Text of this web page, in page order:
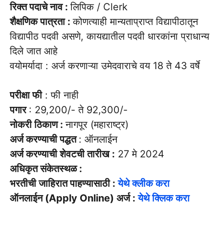
रिक्त पदाचे नाव :लिपिक / Clerk
शैक्षणिक पात्रता :कोणत्याही मान्यताप्राप्त विद्यापीठातून
विद्यापीठ पदवी असणे, कायद्यातील पदवी धारकांना प्राधान्य
दिले जात आहे
वयोमर्यादा : अर्ज करणाऱ्या उमेदवाराचे वय 18 ते 43 वर्षे
परीक्षा फी: फी नाही
पगार : 29,200/- ते 92,300/-
नोकरी ठिकाण :नागपूर (महाराष्ट्र)
अर्ज करण्याची पद्धत: ऑनलाईन
अर्ज करण्याची शेवटची तारीख : 27 मे 2024
अधिकृत संकेतस्थळ :
भरतीची जाहिरात पाहण्यासाठी :येथे क्लीक करा
ऑनलाईन (Apply Online) अर्ज :येथे क्लिक करा